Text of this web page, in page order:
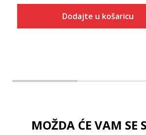
Dodajte u košaricu
MOŽDA ĆE VAM SE